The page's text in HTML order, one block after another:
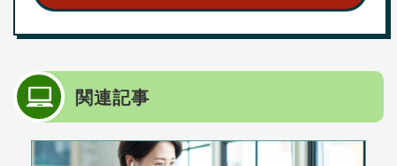
関連記事